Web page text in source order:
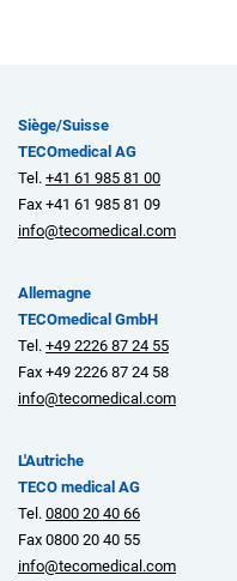
Siège/Suisse
TECOmedical AG
Tel. +41 61 985 81 00
Fax +41 61 985 81 09
info@tecomedical.com
Allemagne
TECOmedical GmbH
Tel. +49 2226 87 24 55
Fax +49 2226 87 24 58
info@tecomedical.com
L'Autriche
TECO medical AG
Tel. 0800 20 40 66
Fax 0800 20 40 55
info@tecomedical.com